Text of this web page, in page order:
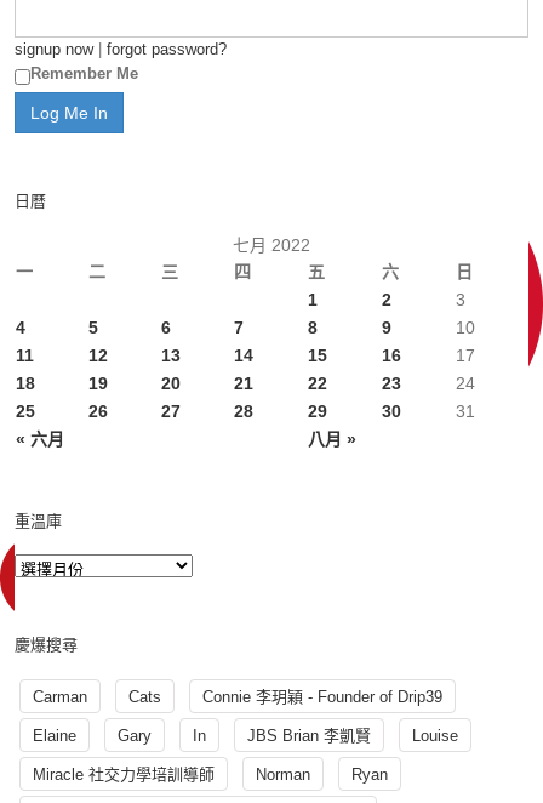
signup now| forgot password?
Remember Me
日曆
七月 2022
一
二 三 四 五 六 日
« 六月 八月 »
1 2
3
4
5 6 7 8 9
10
11
12 13 14 15 16
17
18
19 20 21 22 23
24
25
26 27 28 29 30 31
重溫庫
慶爆搜尋
Carman Cats Connie 李玥穎 - Founder of Drip39
Elaine Gary In JBS Brian 李凱賢 Louise
Miracle 社交力學培訓導師 Norman Ryan